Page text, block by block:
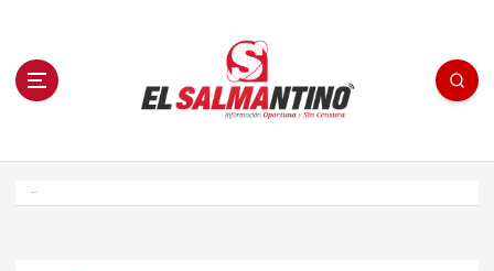
n El Salmantino - medios/noticias/editorial